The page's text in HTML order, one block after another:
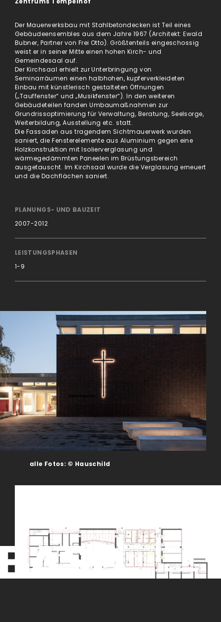
Der Mauerwerksbau mit Stahlbetondecken ist Teil eines
Gebäudeensembles aus dem Jahre 1967 (Architekt: Ewald
Bubner, Partner von Frei Otto). Größtenteils eingeschossig
weist er in seiner Mitte einen hohen Kirch- und
Gemeindesaal auf.
Der Kirchsaal erhielt zur Unterbringung von
Seminarräumen einen halbhohen, kupferverkleideten
Einbau mit künstlerisch gestalteten Öffnungen
(„Tauffenster“ und „Musikfenster“). In den weiteren
Gebäudeteilen fanden Umbaumaßnahmen zur
Grundrissoptimierung für Verwaltung, Beratung, Seelsorge,
Weiterbildung, Ausstellung etc. statt.
Die Fassaden aus tragendem Sichtmauerwerk wurden
saniert, die Fensterelemente aus Aluminium gegen eine
Holzkonstruktion mit Isolierverglasung und
wärmegedämmten Paneelen im Brüstungsbereich
ausgetauscht. Im Kirchsaal wurde die Verglasung erneuert
und die Dachflächen saniert.
PLANUNGS- UND BAUZEIT
2007-2012
LEISTUNGSPHASEN
1-9
alle Fotos: © Hauschild